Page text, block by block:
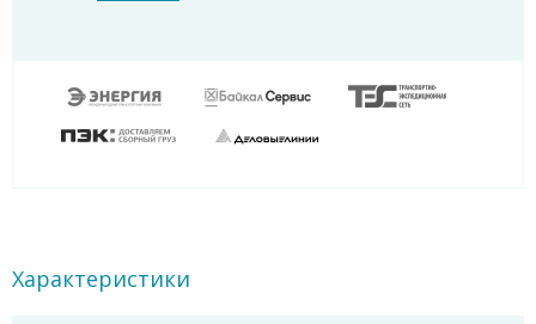
Характеристики